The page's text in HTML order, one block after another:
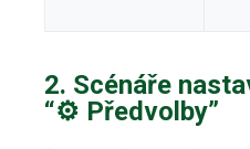
2. Scénáře
“⚙️ Předvolby”